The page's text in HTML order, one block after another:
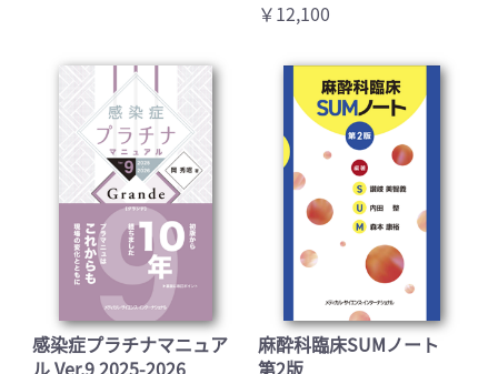
￥12,100
感染症プラチナマニュア
ル Ver.9 2025-2026
麻酔科臨床SUMノート
第2版